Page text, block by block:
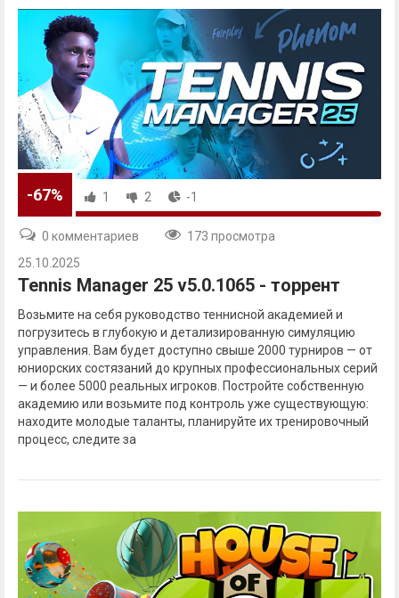
-67% 1 2 -1
0 комментариев
173 просмотра
25.10.2025
Tennis Manager 25 v5.0.1065 - торрент
Возьмите на себя руководство теннисной академией и
погрузитесь в глубокую и детализированную симуляцию
управления. Вам будет доступно свыше 2000 турниров — от
юниорских состязаний до крупных профессиональных серий
— и более 5000 реальных игроков. Постройте собственную
академию или возьмите под контроль уже существующую:
находите молодые таланты, планируйте их тренировочный
процесс, следите за